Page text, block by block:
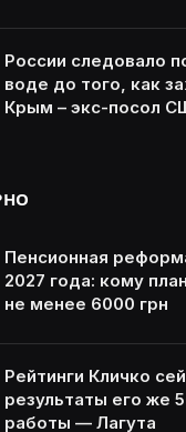
России следовало
воде до того, как
Крым – экс-посол
Пенсионная
2027 года: кому
не менее 6000 грн
Рейтинги Кличко
результаты его же
работы — Лагута